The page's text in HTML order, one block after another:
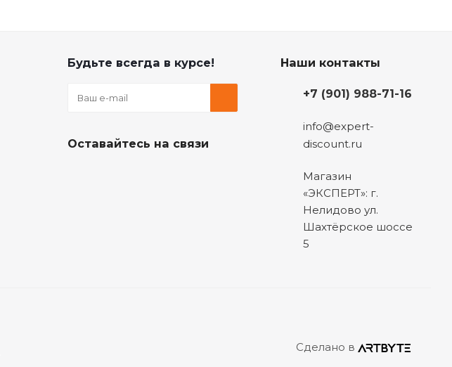
Будьте всегда в курсе!
Оставайтесь на связи
Наши контакты
+7 (901) 988-71-16
info@expert-
discount.ru
Магазин
«ЭКСПЕРТ»: г.
Нелидово ул.
Шахтёрское шоссе
5
Сделано в